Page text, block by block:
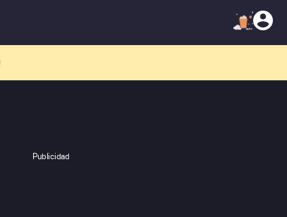
Publicidad